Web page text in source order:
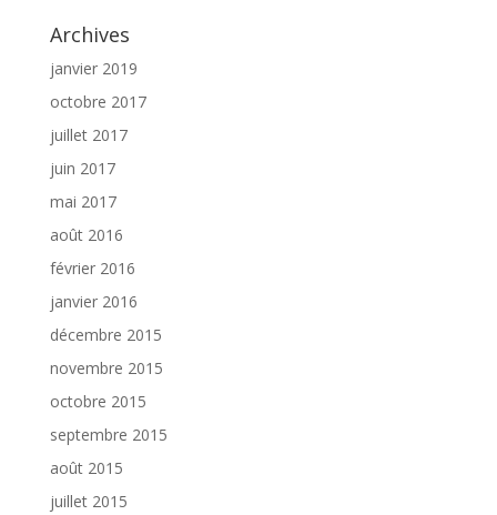
Archives
janvier 2019
octobre 2017
juillet 2017
juin 2017
mai 2017
août 2016
février 2016
janvier 2016
décembre 2015
novembre 2015
octobre 2015
septembre 2015
août 2015
juillet 2015